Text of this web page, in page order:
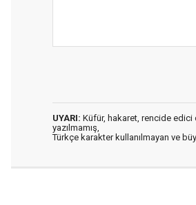
UYARI: Küfür, hakaret, rencide edici
yazılmamış,
Türkçe karakter kullanılmayan ve